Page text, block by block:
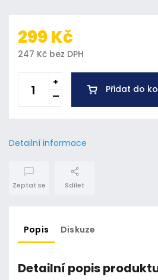
299 Kč
247 Kč bez DPH
Přidat do
Detailní informace
Zeptat se Sdílet
Popis Diskuze
Detailní popis